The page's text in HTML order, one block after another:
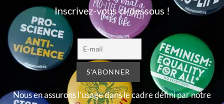
Inscrivez-vous ci-dessous !
Nous en assurons l’usage dans le cadre défini par notre